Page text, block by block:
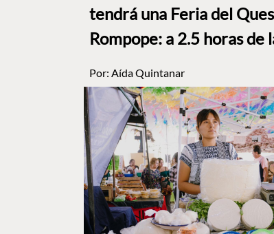
tendrá una Feria del
Rompope: a 2.5 horas de
Por: Aída Quintanar